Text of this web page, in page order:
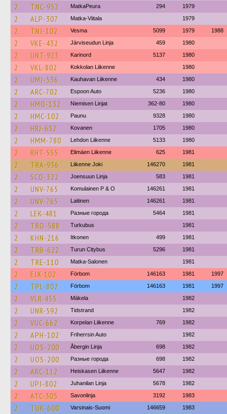
2 TNC-952 MatkaPeura 294 1979
2 ALP-307 Matka-Viitala 1979
2 TNJ-102 Vesma 5099 1979 1988
2 VKE-432 Järviseudun Linja 459 1980
2 UNT-923 Karinord 5137 1980
2 VKL-802 Kokkolan Liikenne 1980
2 UMJ-536 Kauhavan Liikenne 434 1980
2 ARC-702 Espoon Auto 5236 1980
2 HMO-132 Niemisen Linjat 362-80 1980
2 HMC-102 Paunu 9328 1980
2 HRJ-632 Kovanen 1705 1980
2 HMM-780 Lehdon Liikenne 5133 1980
2 RHT-555 Elimäen Liikenne 625 1981
2 TRA-936 Liikenne Joki 146270 1981
2 SCO-322 Joensuun Linja 583 1981
2 UNV-765 Komulainen P & O 146261 1981
2 UNV-765 Laitinen 146261 1981
2 LEK-481 Разные города 5464 1981
2 TRO-588 Turkubus 1981
2 KHN-216 Itkonen 499 1981
2 TRB-622 Turun Citybus 5296 1981
2 TRE-110 Matka-Salonen 1981
2 EJX-102 Förbom 146163 1981 1997
2 TPL-802 Förbom 146163 1981 1997
2 VLR-455 Mäkela 1982
2 UNR-592 Tidstrand 1982
2 VUC-662 Korpelan Liikenne 769 1982
2 APH-102 Friherrsin Auto 1982
2 UOS-200 Åbergin Linja 698 1982
2 UOS-200 Разные города 698 1982
2 ARC-112 Heiskasen Liikenne 5647 1982
2 UPJ-802 Juhanilan Linja 5678 1982
2 ATC-305 Savonlinja 3192 1983
2 TUK-600 Varsinais-Suomi 146659 1983